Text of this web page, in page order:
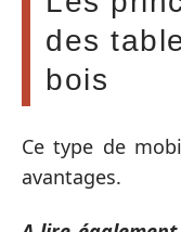
des
bois
Ce type de
avantages.